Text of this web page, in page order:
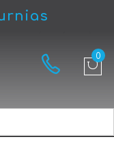
Πάγκου